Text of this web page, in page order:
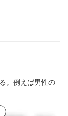
。例えば男性の